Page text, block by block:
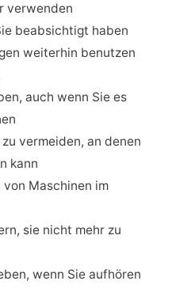
verwenden
beabsichtigt haben
weiterhin benutzen
auch wenn Sie es
vermeiden, an denen
kann
von Maschinen im
sie nicht mehr zu
wenn Sie aufhören